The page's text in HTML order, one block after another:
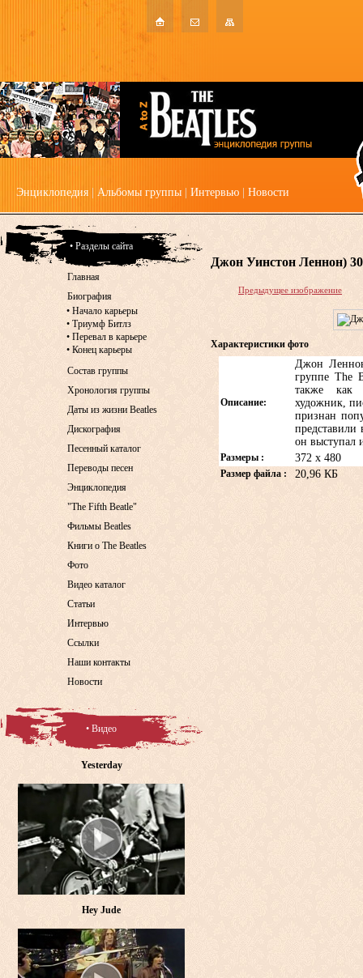
Энциклопедия Альбомы группы Интервью Новости
Джон Уинстон Леннон) 30
Предыдущее изображение
Характеристики фото
Описание:
Джон
группе The
также как
художник,
признан
представили
он выступал
Размеры : 372 x 480
Размер файла : 20,96 КБ
• Разделы сайта
Главная
Биография
• Начало карьеры
• Триумф Битлз
• Перевал в карьере
• Конец карьеры
Состав группы
Хронология группы
Даты из жизни Beatles
Дискография
Песенный каталог
Переводы песен
Энциклопедия
"The Fifth Beatle"
Фильмы Beatles
Книги о The Beatles
Фото
Видео каталог
Статьи
Интервью
Ссылки
Наши контакты
Новости
• Видео
Yesterday
Hey Jude